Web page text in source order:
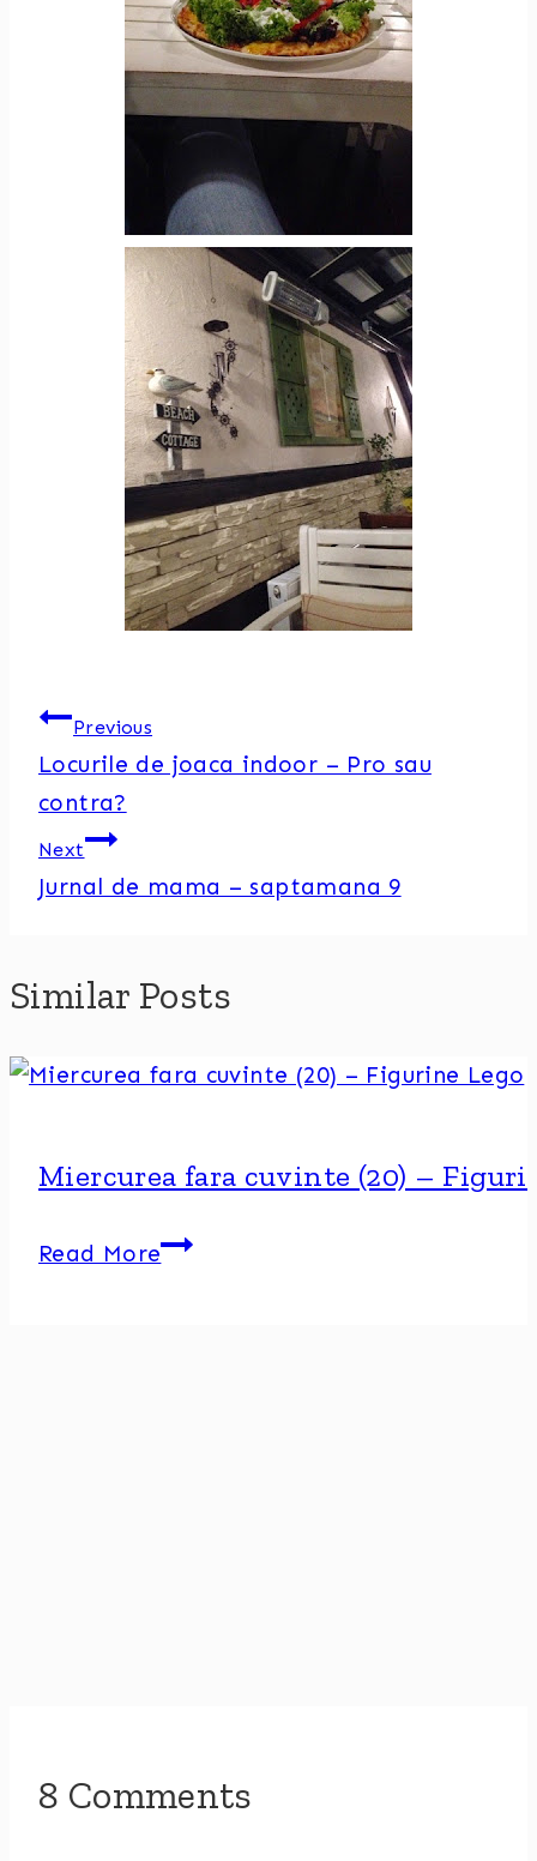
Post
navigation
Previous
Locurile de joaca indoor – Pro sau
contra?
Next
Jurnal de mama – saptamana 9
Similar Posts
Miercurea fara cuvinte (20) –
Read MoreMiercurea
8 Comments